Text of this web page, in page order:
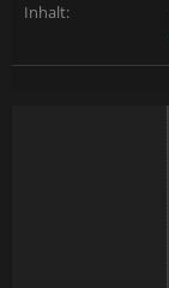
Inhalt: